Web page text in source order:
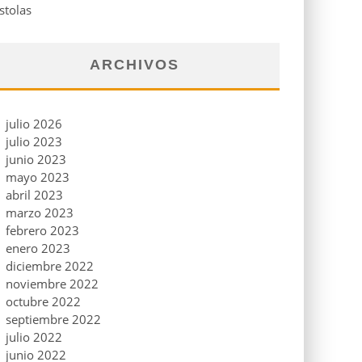
ARCHIVOS
julio 2026
julio 2023
junio 2023
mayo 2023
abril 2023
marzo 2023
febrero 2023
enero 2023
diciembre 2022
noviembre 2022
octubre 2022
septiembre 2022
julio 2022
junio 2022